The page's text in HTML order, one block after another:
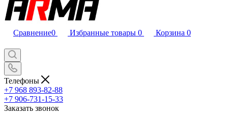
Сравнение0 Избранные товары 0 Корзина 0
Телефоны
+7 968 893-82-88
+7 906-731-15-33
Заказать звонок